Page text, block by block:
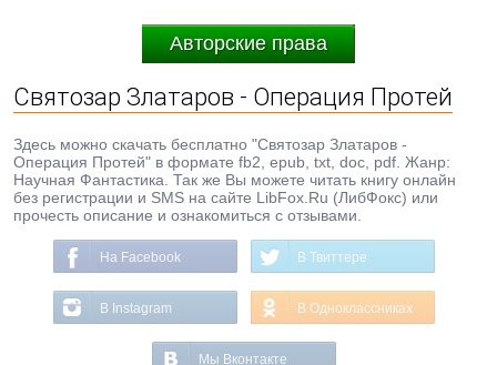
Авторские права
Святозар Златаров - Операция Протей
Здесь можно скачать бесплатно "Святозар Златаров -
Операция Протей" в формате fb2, epub, txt, doc, pdf. Жанр:
Научная Фантастика. Так же Вы можете читать книгу онлайн
без регистрации и SMS на сайте LibFox.Ru (ЛибФокс) или
прочесть описание и ознакомиться с отзывами.
На Facebook В Твиттере
В Instagram В Одноклассниках
Мы Вконтакте